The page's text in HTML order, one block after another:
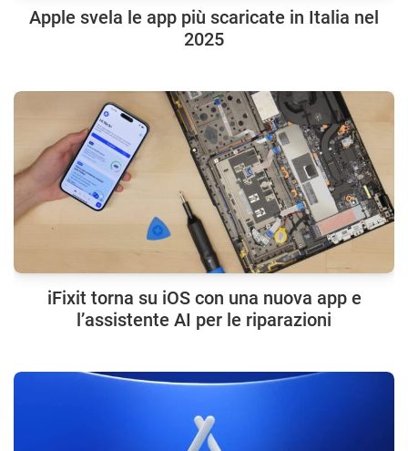
Apple svela le app più scaricate in Italia nel
2025
iFixit torna su iOS con una nuova app e
l’assistente AI per le riparazioni